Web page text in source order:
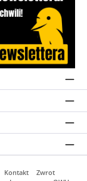
Kontakt
Zwrot